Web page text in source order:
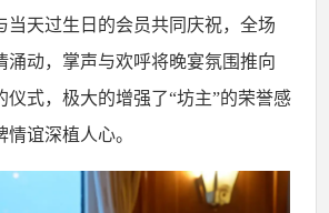
当天过生日的会员共同庆祝，全场
涌动，掌声与欢呼将晚宴氛围推向
仪式，极大的增强了“坊主”的荣誉感
谊深植人心。